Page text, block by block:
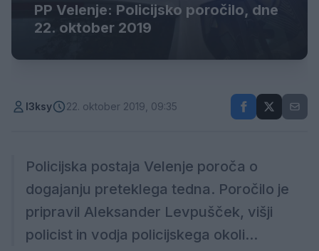
PP Velenje: Policijsko poročilo, dne
22. oktober 2019
l3ksy 22. oktober 2019, 09:35
Policijska postaja Velenje poroča o
dogajanju preteklega tedna. Poročilo je
pripravil Aleksander Levpušček, višji
policist in vodja policijskega okoli...